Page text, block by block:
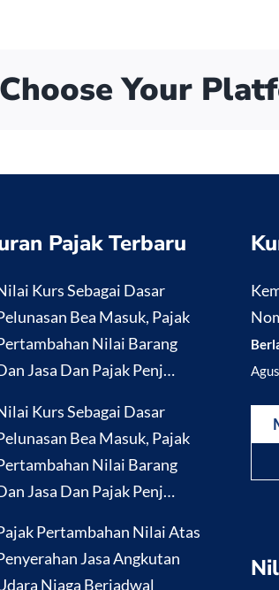
Your
Pajak Terbaru
Kurs Sebagai Dasar
Bea Masuk, Pajak
Nilai Barang
Jasa Dan Pajak Penj…
Kurs Sebagai Dasar
Bea Masuk, Pajak
Nilai Barang
Jasa Dan Pajak Penj…
Pertambahan Nilai Atas
Jasa Angkutan
Niaga Berjadwal